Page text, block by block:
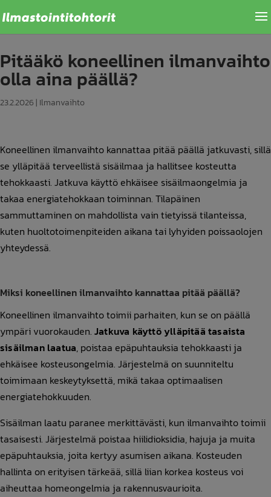
Pitääkö koneellinen ilmanvaihto
olla aina päällä?
23.2.2026 | Ilmanvaihto
Koneellinen ilmanvaihto kannattaa pitää päällä jatkuvasti, sillä
se ylläpitää terveellistä sisäilmaa ja hallitsee kosteutta
tehokkaasti. Jatkuva käyttö ehkäisee sisäilmaongelmia ja
takaa energiatehokkaan toiminnan. Tilapäinen
sammuttaminen on mahdollista vain tietyissä tilanteissa,
kuten huoltotoimenpiteiden aikana tai lyhyiden poissaolojen
yhteydessä.
Miksi koneellinen ilmanvaihto kannattaa pitää päällä?
Koneellinen ilmanvaihto toimii parhaiten, kun se on päällä
ympäri vuorokauden. Jatkuva käyttö ylläpitää tasaista
sisäilman laatua, poistaa epäpuhtauksia tehokkaasti ja
ehkäisee kosteusongelmia. Järjestelmä on suunniteltu
toimimaan keskeytyksettä, mikä takaa optimaalisen
energiatehokkuuden.
Sisäilman laatu paranee merkittävästi, kun ilmanvaihto toimii
tasaisesti. Järjestelmä poistaa hiilidioksidia, hajuja ja muita
epäpuhtauksia, joita kertyy asumisen aikana. Kosteuden
hallinta on erityisen tärkeää, sillä liian korkea kosteus voi
aiheuttaa homeongelmia ja rakennusvaurioita.